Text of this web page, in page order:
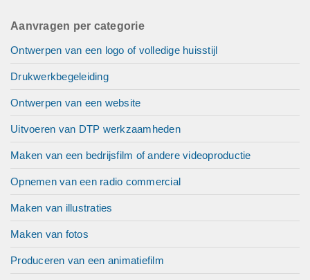
Aanvragen per categorie
Ontwerpen van een logo of volledige huisstijl
Drukwerkbegeleiding
Ontwerpen van een website
Uitvoeren van DTP werkzaamheden
Maken van een bedrijsfilm of andere videoproductie
Opnemen van een radio commercial
Maken van illustraties
Maken van fotos
Produceren van een animatiefilm